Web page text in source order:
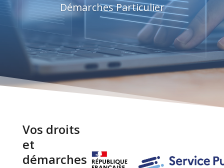
Démarches Particulier
Vos droits
et
démarches